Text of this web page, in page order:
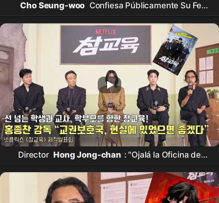
Cho Seung-woo Confiesa Públicamente Su Fe
[THE GOD I MET | El Dios en el que creo]
Director Hong Jong-chan : "Ojalá la Oficina de
Protección de los Derechos del Profesorado
existiera en la realidad" |
Netflix [ Chamgyoyuk ]
Presentación de Producción | Teach You a Lesson |
Netflix